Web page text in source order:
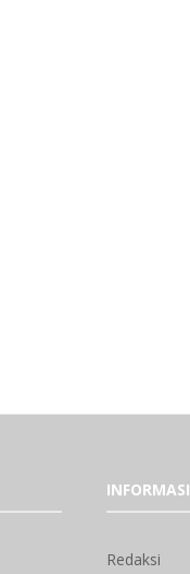
INFORMASI
Redaksi